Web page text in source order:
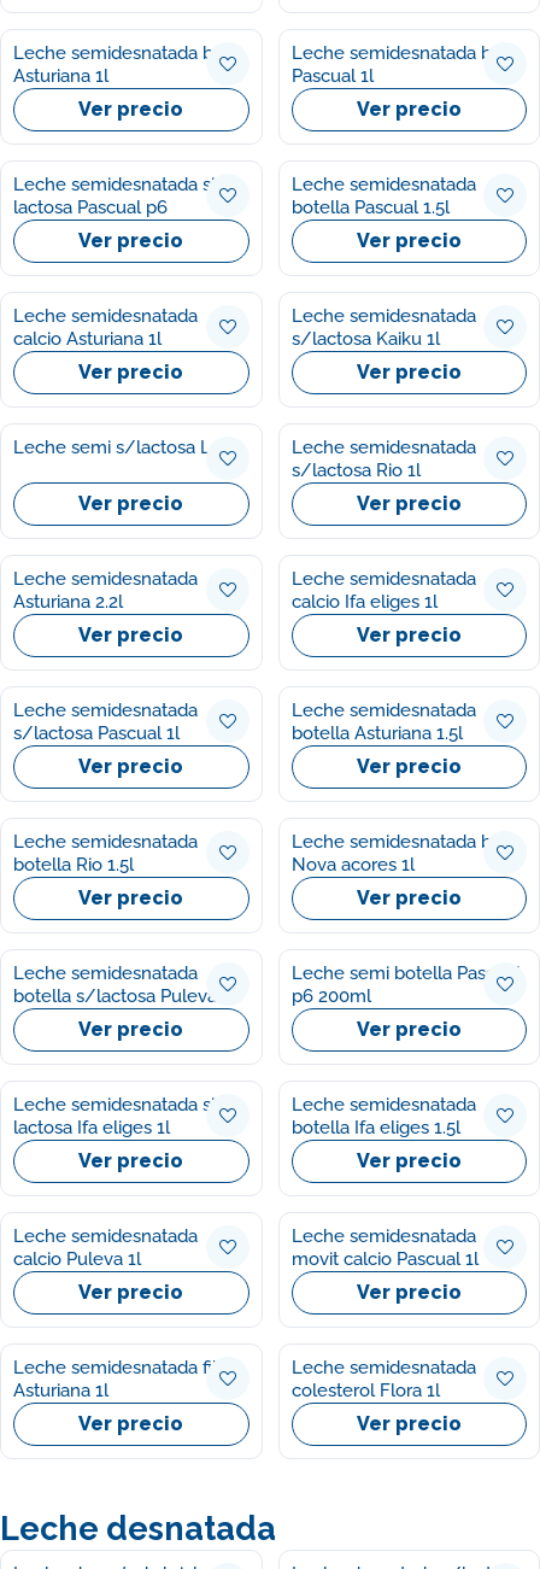
Leche semidesnatada brick
Asturiana 1l
Ver precio
Leche semidesnatada brick
Pascual 1l
Ver precio
Leche semidesnatada sin
lactosa Pascual p6
Ver precio
Leche semidesnatada
botella Pascual 1.5l
Ver precio
Leche semidesnatada
calcio Asturiana 1l
Ver precio
Leche semidesnatada
s/lactosa Kaiku 1l
Ver precio
Leche semi s/lactosa Lr 1l
Ver precio
Leche semidesnatada
s/lactosa Rio 1l
Ver precio
Leche semidesnatada
Asturiana 2.2l
Ver precio
Leche semidesnatada
calcio Ifa eliges 1l
Ver precio
Leche semidesnatada
s/lactosa Pascual 1l
Ver precio
Leche semidesnatada
botella Asturiana 1.5l
Ver precio
Leche semidesnatada
botella Rio 1.5l
Ver precio
Leche semidesnatada brick
Nova acores 1l
Ver precio
Leche semidesnatada
botella s/lactosa Puleva 1l
Ver precio
Leche semi botella Pascual
p6 200ml
Ver precio
Leche semidesnatada sin
lactosa Ifa eliges 1l
Ver precio
Leche semidesnatada
botella Ifa eliges 1.5l
Ver precio
Leche semidesnatada
calcio Puleva 1l
Ver precio
Leche semidesnatada
movit calcio Pascual 1l
Ver precio
Leche semidesnatada fibra
Asturiana 1l
Ver precio
Leche semidesnatada
colesterol Flora 1l
Ver precio
Leche desnatada